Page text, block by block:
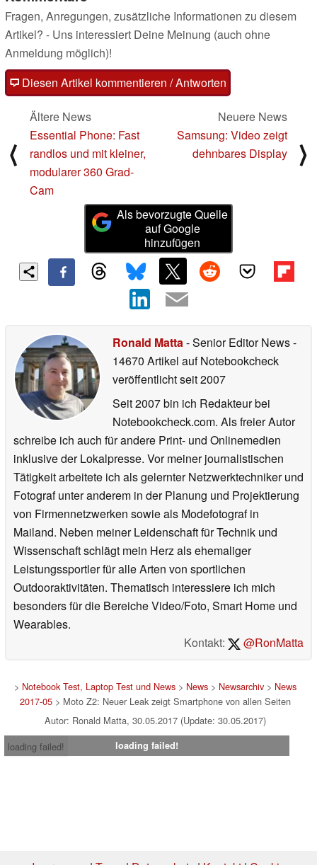
Fragen, Anregungen, zusätzliche Informationen zu diesem
Artikel? - Uns interessiert Deine Meinung (auch ohne
Anmeldung möglich)!
Diesen Artikel kommentieren / Antworten
⟨
Ältere News
Essential Phone: Fast
randlos und mit kleiner,
modularer 360 Grad-
Cam
Neuere News
Samsung: Video zeigt
dehnbares Display
⟩
Als bevorzugte Quelle
auf Google
hinzufügen
Ronald Matta- Senior Editor News-
14670 Artikel auf Notebookcheck
veröffentlichtseit 2007
Seit 2007 bin ich Redakteur bei
Notebookcheck.com. Als freier Autor
schreibe ich auch für andere Print- und Onlinemedien
inklusive der Lokalpresse. Vor meiner journalistischen
Tätigkeit arbeitete ich als gelernter Netzwerktechniker und
Fotograf unter anderem in der Planung und Projektierung
von Firmennetzwerken sowie als Modefotograf in
Mailand. Neben meiner Leidenschaft für Technik und
Wissenschaft schlägt mein Herz als ehemaliger
Leistungssportler für alle Arten von sportlichen
Outdooraktivitäten. Thematisch interessiere ich mich
besonders für die Bereiche Video/Foto, Smart Home und
Wearables.
Kontakt:
@RonMatta
> Notebook Test, Laptop Test und News> News> Newsarchiv> News
2017-05> Moto Z2: Neuer Leak zeigt Smartphone von allen Seiten
Autor: Ronald Matta, 30.05.2017 (Update: 30.05.2017)
loading failed!
loading failed!